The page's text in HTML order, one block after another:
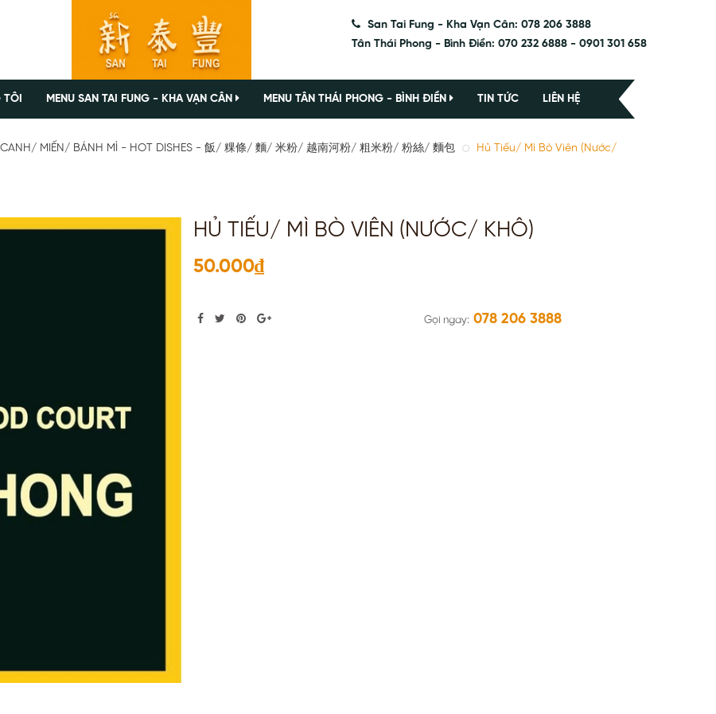
San Tai Fung - Kha Vạn Cân: 078 206 3888
Tân Thái Phong - Bình Điền: 070 232 6888 - 0901 301 658
TÔI MENU SAN TAI FUNG - KHA VẠN CÂN MENU TÂN THÁI PHONG - BÌNH ĐIỀN TIN TỨC LIÊN HỆ
MIẾN/ BÁNH MÌ - HOT DISHES - 飯/ 粿條/ 麵/ 米粉/ 越南河粉/ 粗米粉/ 粉絲/ 麵包
Hủ Tiếu/ Mì Bò Viên (Nước/
HỦ TIẾU/ MÌ BÒ VIÊN (NƯỚC/ KHÔ)
50.000₫
Gọi ngay: 078 206 3888